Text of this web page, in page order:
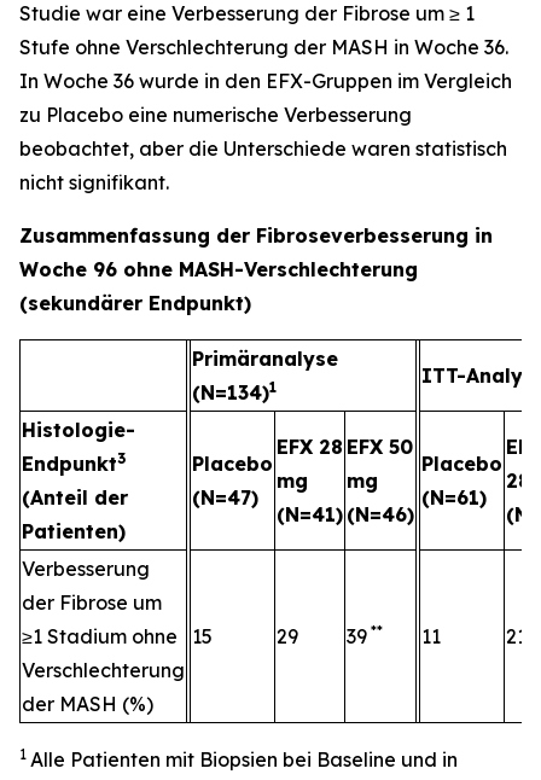
Studie war eine Verbesserung der Fibrose um ≥ 1
Stufe ohne Verschlechterung der MASH in Woche 36.
In Woche 36 wurde in den EFX-Gruppen im Vergleich
zu Placebo eine numerische Verbesserung
beobachtet, aber die Unterschiede waren statistisch
nicht signifikant.
Zusammenfassung der Fibroseverbesserung in
Woche 96 ohne MASH-Verschlechterung
(sekundärer Endpunkt)
Primäranalyse
(N=134)1 ITT-
Histologie-
Endpunkt3
(Anteil der
Patienten)
Placebo
(N=47)
EFX 28
mg
(N=41)
EFX 50
mg
(N=46)
Placebo
(N=61)
EFX
28
Verbesserung
der Fibrose um
≥1 Stadium ohne
Verschlechterung
der MASH (%)
15 29 39 ** 11 21
1 Alle Patienten mit Biopsien bei Baseline und in